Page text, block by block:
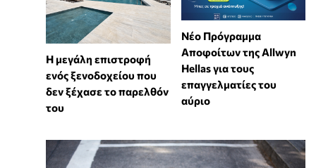
Η μεγάλη επιστροφή
ενός ξενοδοχείου που
δεν ξέχασε το παρελθόν
του
Νέο Πρόγραμμα
Αποφοίτων της Allwyn
Hellas για τους
επαγγελματίες του
αύριο